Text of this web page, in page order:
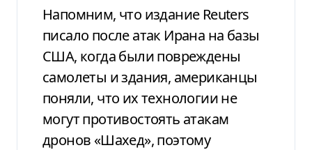
Напомним, что издание Reuters
писало после атак Ирана на базы
США, когда были повреждены
самолеты и здания, американцы
поняли, что их технологии не
могут противостоять атакам
дронов «Шахед», поэтому